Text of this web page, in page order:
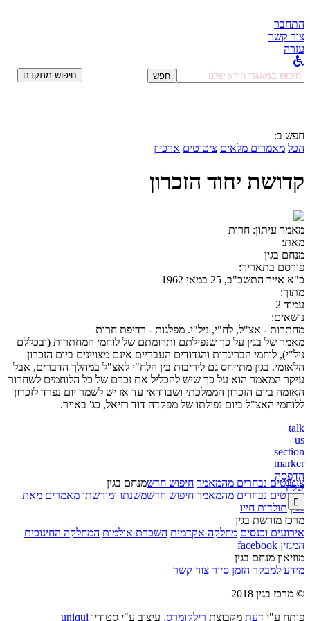
התחבר
צור קשר
עזרה
לחפש
ב:
חפש חיפוש מתקדם
חפש ב:
הכל מאמרים מלאים ציטוטים ארכיון
קדושת יחוד הזכרון
מאמר עיתון: חרות
מאת:
מנחם בגין
פורסם בתאריך:
כ"א אייר התשכ"ב, 25 במאי 1962
מתוך:
עמוד 2
נושאים:
מחתרות - אצ"ל, לח"י, ניל"י. מפלגות - רדיפת חרות
מאמר של בגין על כך שנפילתם ותרומתם של לוחמי המחתרות (ובכללם
ניל"י), לוחמי הבריגדות והגדודים העבריים אינם מצויינים ביום הזכרון
הלאומי. בגין מתייחס גם ליריבות בין הלח"י לאצ"ל במהלך הדברים, אבל
עיקר המאמר הוא על כך שיש להכליל את זכרם של כל הלוחמים לשחרור
האומה ביום הזכרון הממלכתי ושבוודאי עד אז יש לשמר יום נפרד לזכרון
ללוחמי האצ"ל ביום נפילתו של מפקדה דוד רזיאל, כג' באייר.
us
marker
הדפסה
שלח

ציטוטים נבחרים מהמאמר חיפוש חדש
ציטוטים נבחרים מהמאמר חיפוש חדש
מנחם בגין
משנתו ומורשתו מאמרים מאת
בגין תולדות חייו
מרכז מורשת בגין
אירועים וכנסים מחלקה אקדמית השכרת אולמות המחלקה החינוכית
המגזין facebook
מוזיאון מנחם בגין
מידע למבקר הזמן סיור צור קשר
© מרכז בגין 2018
פותח ע"י דעת מקבוצת רילקומרס, עיצוב ע"י סטודיו uniqui